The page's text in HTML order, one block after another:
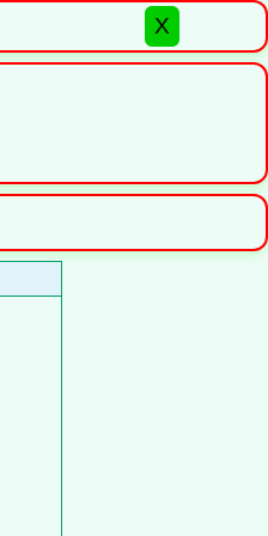
X